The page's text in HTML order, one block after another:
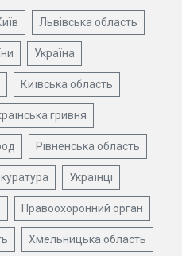
Львівська область
Україна
Київська область
гривня
Рівненська область
Українці
Правоохоронний орган
Хмельницька область